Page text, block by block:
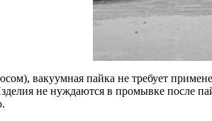
вакуумная пайка не требует
не нуждаются в промывке после